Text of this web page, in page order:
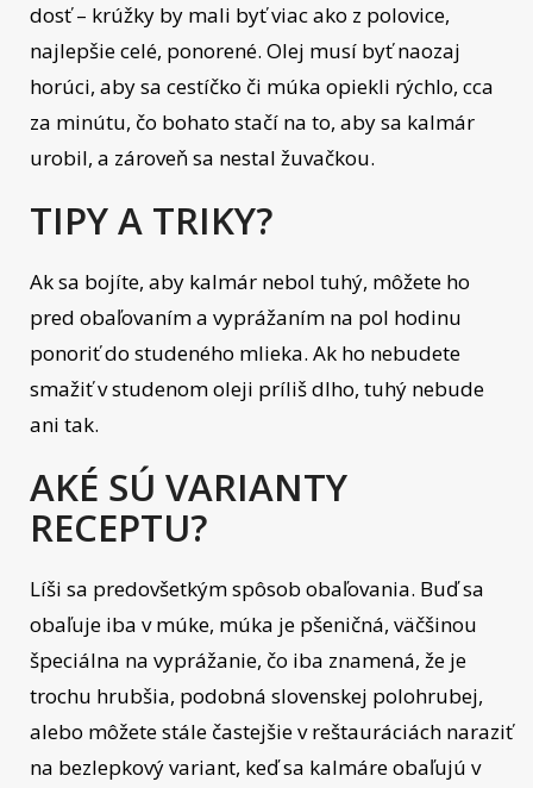
dosť – krúžky by mali byť viac ako z polovice,
najlepšie celé, ponorené. Olej musí byť naozaj
horúci, aby sa cestíčko či múka opiekli rýchlo, cca
za minútu, čo bohato stačí na to, aby sa kalmár
urobil, a zároveň sa nestal žuvačkou.
TIPY A TRIKY?
Ak sa bojíte, aby kalmár nebol tuhý, môžete ho
pred obaľovaním a vyprážaním na pol hodinu
ponoriť do studeného mlieka. Ak ho nebudete
smažiť v studenom oleji príliš dlho, tuhý nebude
ani tak.
AKÉ SÚ VARIANTY
RECEPTU?
Líši sa predovšetkým spôsob obaľovania. Buď sa
obaľuje iba v múke, múka je pšeničná, väčšinou
špeciálna na vyprážanie, čo iba znamená, že je
trochu hrubšia, podobná slovenskej polohrubej,
alebo môžete stále častejšie v reštauráciách naraziť
na bezlepkový variant, keď sa kalmáre obaľujú v